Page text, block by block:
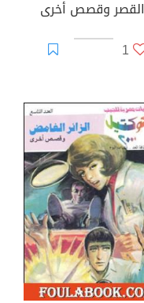
وقصص أخرى
1